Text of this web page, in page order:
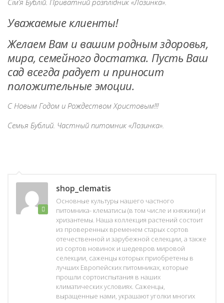
Сім’я Бублій. Приватний розплідник «Лозинка».
Уважаемые клиенты!
Желаем Вам и вашим родным здоровья,
мира, семейного достатка. Пусть Ваш
сад всегда радует и приносит
положительные эмоции.
С Новым Годом и Рождеством Христовым!!!
Семья Бублий. Частный питомник «Лозинка».
shop_clematis
Основные культуры нашего частного
питомника- клематисы (в том числе и княжики) и
хризантемы. Наша коллекция растений состоит
из проверенных временем старых сортов
отечественной и зарубежной селекции, а также
из сортов новинок и шедевров мировой
селекции, саженцы которых приобретены в
лучших Европейских питомниках, которые
прошли сортоиспытания в наших
климатических условиях. Саженцы,
выращенные нами, украшают уголки многих